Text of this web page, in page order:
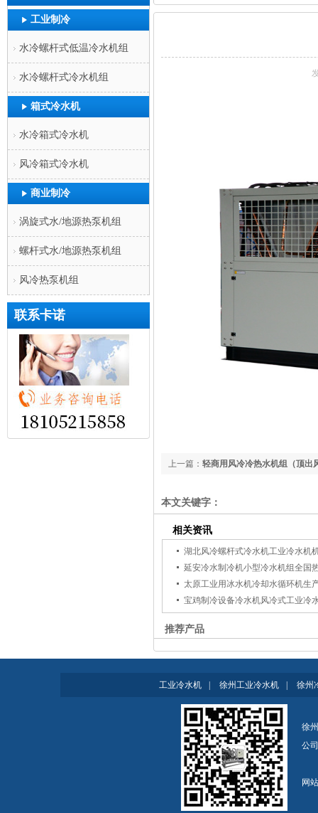
工业制冷
水冷螺杆式低温冷水机组
水冷螺杆式冷水机组
箱式冷水机
水冷箱式冷水机
风冷箱式冷水机
商业制冷
涡旋式水/地源热泵机组
螺杆式水/地源热泵机组
风冷热泵机组
联系卡诺
上一篇： 轻商用风冷冷热水机组（顶出
本文关键字：
相关资讯
湖北风冷螺杆式冷水机工业冷水机
延安冷水制冷机小型冷水机组全国
太原工业用冰水机冷却水循环机生
宝鸡制冷设备冷水机风冷式工业冷
推荐产品
工业冷水机 徐州工业冷水机 徐州
徐
公
网